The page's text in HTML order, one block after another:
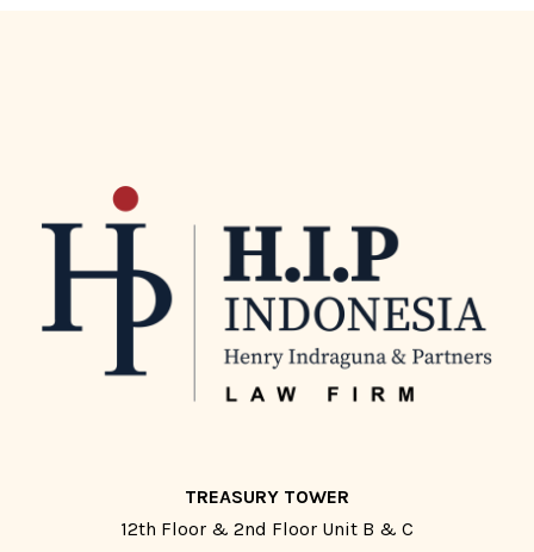
TREASURY TOWER
12th Floor & 2nd Floor Unit B & C